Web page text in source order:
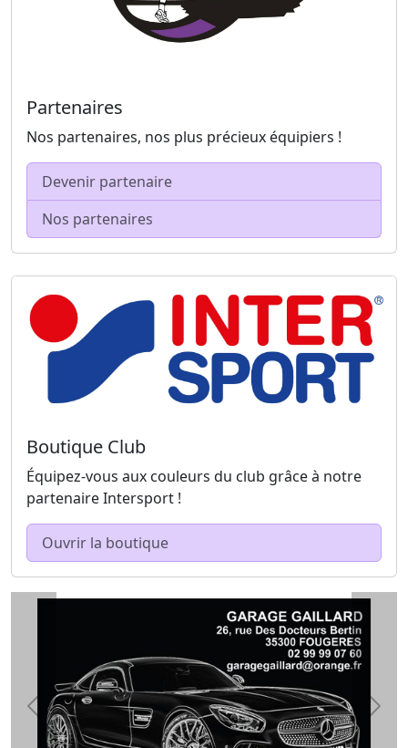
Partenaires
Nos partenaires, nos plus précieux équipiers !
Devenir partenaire
Nos partenaires
Boutique Club
Équipez-vous aux couleurs du club grâce à notre
partenaire Intersport !
Ouvrir la boutique